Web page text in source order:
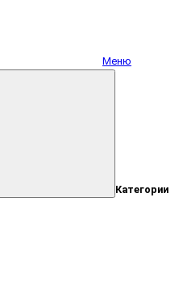
Меню
Категории